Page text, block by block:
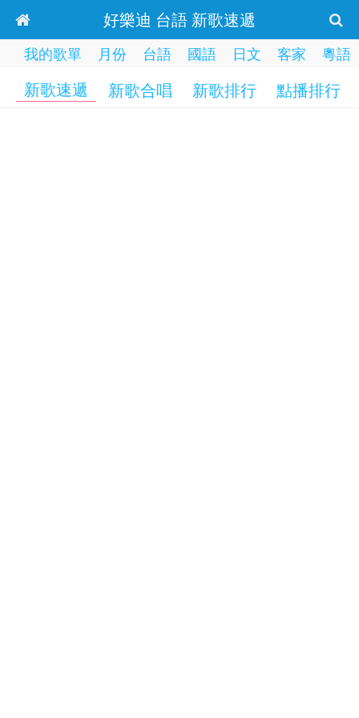
好樂迪 台語 新歌速遞
我的歌單 月份 台語 國語 日文 客家 粵語
新歌速遞 新歌合唱 新歌排行 點播排行